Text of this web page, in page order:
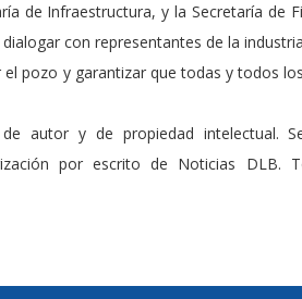
de Infraestructura, y la Secretaría de
con representantes de la
pozo y garantizar que todas y todos
autor y de propiedad intelectual.
por escrito de Noticias DLB.